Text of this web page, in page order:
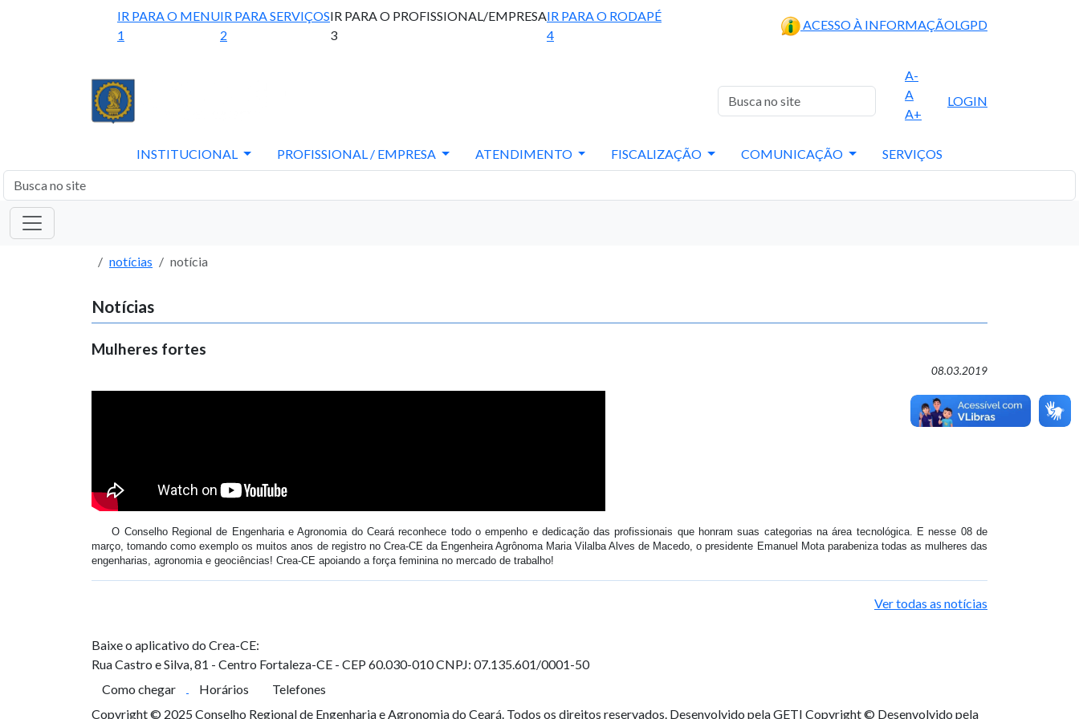
IR PARA O MENU
1
IR PARA SERVIÇOS
2
IR PARA O PROFISSIONAL/EMPRESA
3
IR PARA O RODAPÉ
4
ACESSO À INFORMAÇÃOLGPD
A-
A
A+
LOGIN
INSTITUCIONAL PROFISSIONAL / EMPRESA ATENDIMENTO FISCALIZAÇÃO COMUNICAÇÃO SERVIÇOS
notícias notícia
Notícias
Mulheres fortes
08.03.2019
O Conselho Regional de Engenharia e Agronomia do Ceará reconhece todo o empenho e dedicação das profissionais que honram suas categorias na área tecnológica. E nesse 08 de
março, tomando como exemplo os muitos anos de registro no Crea-CE da Engenheira Agrônoma Maria Vilalba Alves de Macedo, o presidente Emanuel Mota parabeniza todas as mulheres das
engenharias, agronomia e geociências! Crea-CE apoiando a força feminina no mercado de trabalho!
Ver todas as notícias
Baixe o aplicativo do Crea-CE:
Rua Castro e Silva, 81 - Centro Fortaleza-CE - CEP 60.030-010CNPJ: 07.135.601/0001-50
Como chegar
Horários
Telefones
Copyright © 2025 Conselho Regional de Engenharia e Agronomia do Ceará. Todos os direitos reservados. Desenvolvido pela GETI Copyright © Desenvolvido pela